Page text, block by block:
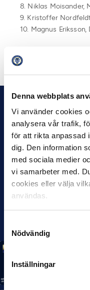
Denna webbplats
Vi använder cookies
analysera vår trafik,
för att rikta anpassad
dig. Den information
med sociala medier
vi samarbeter med.
cookies eller välja
användas.
Nödvändig
Inställningar
8. Niklas Moisander,
9. Kristoffer
10. Magnus
Rösta